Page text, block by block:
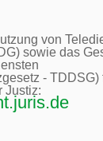
von
sowie das
-